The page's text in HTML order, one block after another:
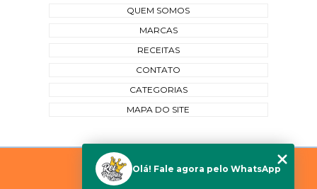
QUEM SOMOS
MARCAS
RECEITAS
CONTATO
CATEGORIAS
MAPA DO SITE
Copyright © Rei das Polpas. (Lei 9610 de 19/02/1998)
Olá! Fale agora pelo WhatsApp